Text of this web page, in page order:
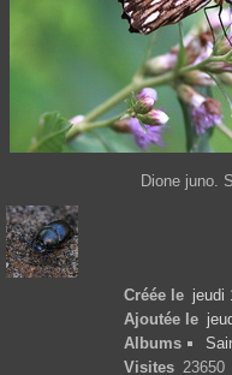
Dione juno.
Créée le jeudi
Ajoutée le
Albums
Visites 23650